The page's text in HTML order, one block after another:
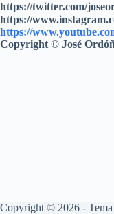
https://twitter.com/
https://
https://
Copyright © José
Copyright © 2026 - Tema